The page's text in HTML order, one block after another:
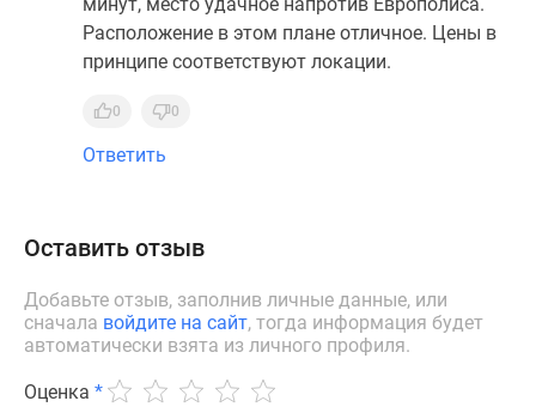
Расположение в этом плане отличное. Цены в
принципе соответствуют локации.
0 0
Ответить
Оставить отзыв
Добавьте отзыв, заполнив личные данные, или
сначала войдите на сайт, тогда информация будет
автоматически взята из личного профиля.
Оценка *